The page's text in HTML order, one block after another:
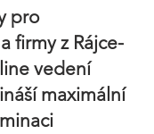
pro
firmy z Rájce-
vedení
maximální